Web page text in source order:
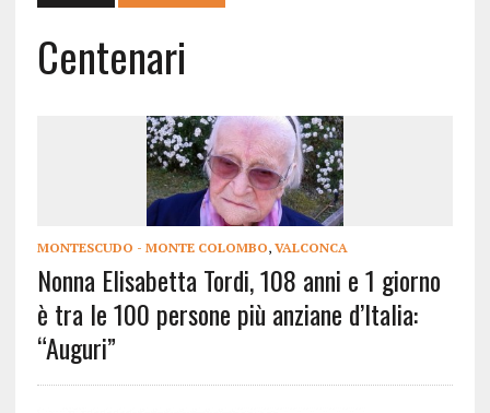
Centenari
MONTESCUDO - MONTE COLOMBO, VALCONCA
Nonna Elisabetta Tordi, 108 anni e 1 giorno
è tra le 100 persone più anziane d’Italia:
“Auguri”